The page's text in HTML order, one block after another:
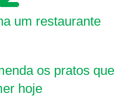
um restaurante
os pratos que
hoje